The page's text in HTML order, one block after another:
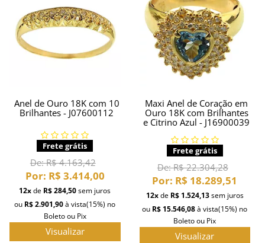
Anel de Ouro 18K com 10
Brilhantes - J07600112
Frete grátis
De:R$ 4.163,42
Por: R$ 3.414,00
12xde R$ 284,50sem juros
ou R$ 2.901,90à vista(15%) no
Boleto ou Pix
Visualizar
Maxi Anel de Coração em
Ouro 18K com Brilhantes
e Citrino Azul - J16900039
Frete grátis
De:R$ 22.304,28
Por: R$ 18.289,51
12xde R$ 1.524,13sem juros
ou R$ 15.546,08à vista(15%) no
Boleto ou Pix
Visualizar